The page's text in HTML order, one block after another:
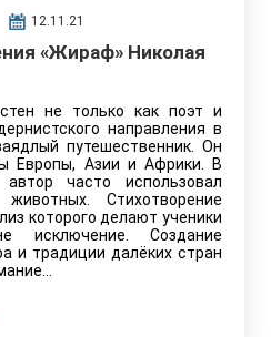
12.11.21
«Жираф» Николая
не только как поэт и
направления в
путешественник. Он
Европы, Азии и Африки. В
автор часто использовал
животных. Стихотворение
которого делают ученики
исключение. Создание
и традиции далёких стран